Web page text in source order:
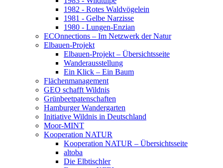
1982 - Rotes Waldvögelein
1981 - Gelbe Narzisse
1980 - Lungen-Enzian
ECOnnections – Im Netzwerk der Natur
Elbauen-Projekt
Elbauen-Projekt – Übersichtsseite
Wanderausstellung
Ein Klick – Ein Baum
Flächenmanagement
GEO schafft Wildnis
Grünbeetpatenschaften
Hamburger Wandergarten
Initiative Wildnis in Deutschland
Moor-MINT
Kooperation NATUR
Kooperation NATUR – Übersichtsseite
altoba
Die Elbtischler